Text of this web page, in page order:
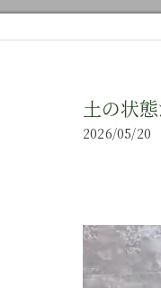
土の状
2026/05/20